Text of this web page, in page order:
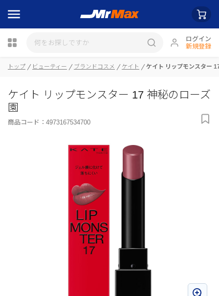
ログイン
新規登録
瓶詰
トップ ビューティー ブランドコスメ ケイト ケイト リップモンスター
ケイト リップモンスター 17 神秘のローズ
園
商品コード： 4973167534700